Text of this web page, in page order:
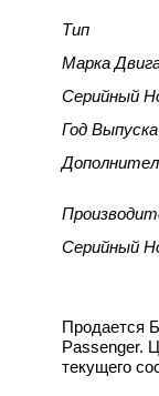
Тип
Марка
Серийный
Год Выпуска
Серийный
Продается
Passenger.
текущего